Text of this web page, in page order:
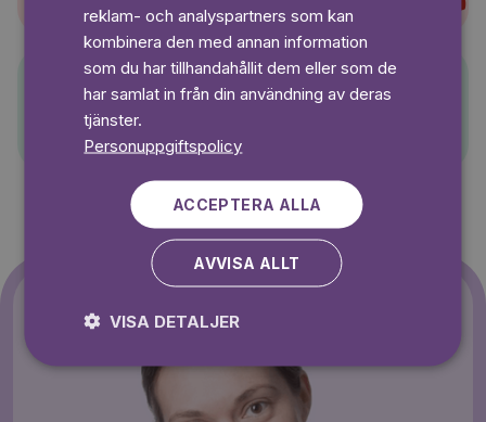
Pelle Svanslös
reklam- och analyspartners som kan
kombinera den med annan information
som du har tillhandahållit dem eller som de
har samlat in från din användning av deras
tjänster.
Personuppgiftspolicy
ACCEPTERA ALLA
AVVISA ALLT
VISA DETALJER